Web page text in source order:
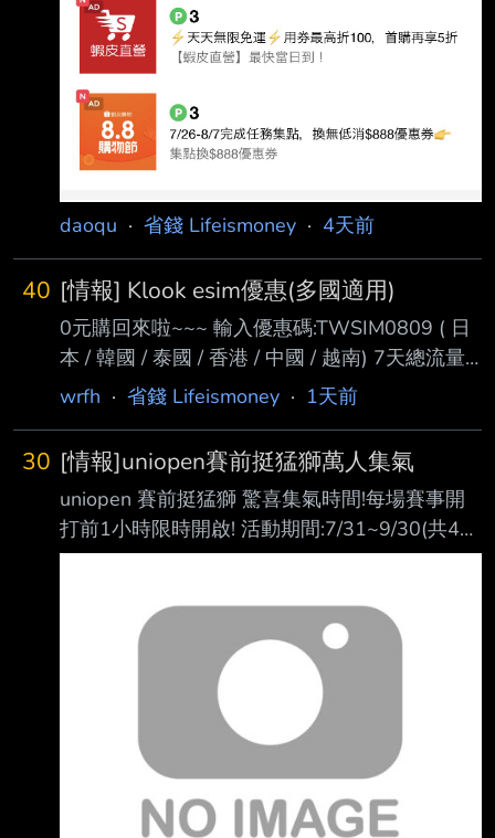
daoqu · 省錢 Lifeismoney · 4天前
40 [情報] Klook esim優惠(多國適用)
0元購回來啦~~~ 輸入優惠碼:TWSIM0809 ( 日
本 / 韓國 / 泰國 / 香港 / 中國 / 越南) 7天總流量
1GB方案，輸入優惠碼享 NT$10 起優惠價 優惠
一樣，是折台幣$38 有些方案一樣可0元購，就
自行查看瞜 好不好用是一回事，反正是免費的 -
-
wrfh · 省錢 Lifeismoney · 1天前
30 [情報]uniopen賽前挺猛獅萬人集氣
uniopen 賽前挺猛獅 驚喜集氣時間!每場賽事開
打前1小時限時開啟! 活動期間:7/31~9/30(共43
場) 前1萬名,100% 獲得1點 OPENPOINT! 【符
https://i.verb.tw/IKNxmzDh.jpg 喵喵的比賽鬧鐘
設定起來!!! --